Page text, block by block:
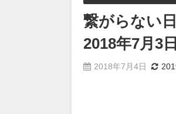
繋がらない
2018年7月3日
2018年7月4日